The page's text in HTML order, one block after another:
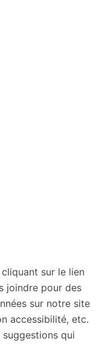
sur le lien
joindre pour des
sur notre site
accessibilité, etc.
suggestions qui